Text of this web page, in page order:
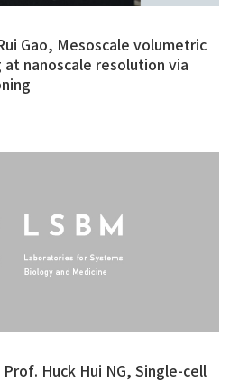
Gao, Mesoscale volumetric
nanoscale resolution via
Huck Hui NG, Single-cell